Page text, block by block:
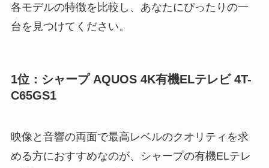
各モデルの特徴を比較し、あなたにぴったりの一
台を見つけてください。
1位：シャープ AQUOS 4K有機ELテレビ 4T-
C65GS1
映像と音響の両面で最高レベルのクオリティを求
める方におすすめなのが、シャープの有機ELテレ